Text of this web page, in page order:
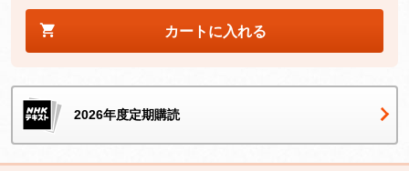
カートに入れる
2026年度定期購読